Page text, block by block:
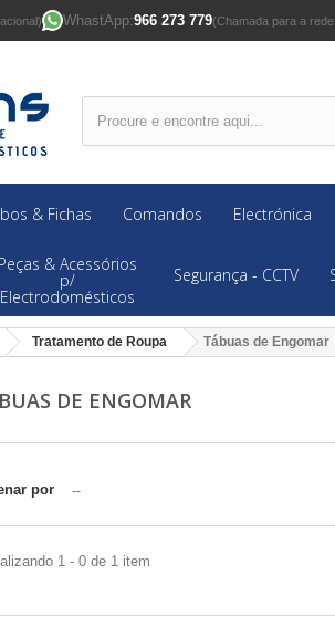
WhastApp:966 273 779(Chamada para a
& Fichas Comandos Electrónica
Peças & Acessórios
p/
Electrodomésticos
Segurança - CCTV
Tratamento de Roupa Tábuas de Engomar
DE ENGOMAR
por --
1 - 0 de 1 item